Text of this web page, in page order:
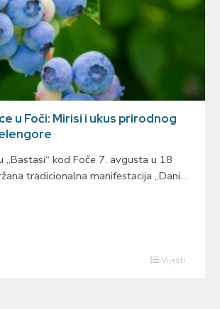
u Foči: Mirisi i ukus prirodnog
„Bastasi“ kod Foče 7. avgusta u 18
tradicionalna manifestacija „Dani…
Vijesti